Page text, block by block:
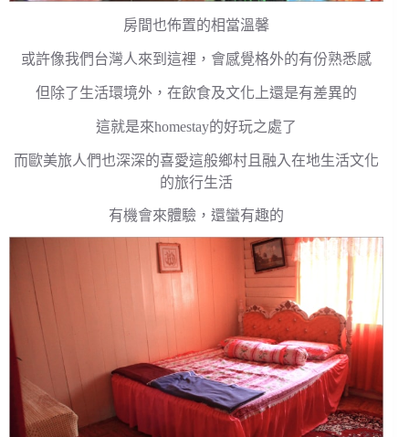
房間也佈置的相當溫馨
或許像我們台灣人來到這裡，會感覺格外的有份熟悉感
但除了生活環境外，在飲食及文化上還是有差異的
這就是來homestay的好玩之處了
而歐美旅人們也深深的喜愛這般鄉村且融入在地生活文化
的旅行生活
有機會來體驗，還蠻有趣的